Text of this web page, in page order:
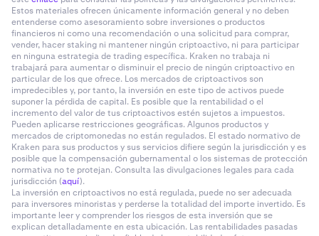
Estos materiales ofrecen únicamente información general y no deben
entenderse como asesoramiento sobre inversiones o productos
financieros ni como una recomendación o una solicitud para comprar,
vender, hacer staking ni mantener ningún criptoactivo, ni para participar
en ninguna estrategia de trading específica. Kraken no trabaja ni
trabajará para aumentar o disminuir el precio de ningún criptoactivo en
particular de los que ofrece. Los mercados de criptoactivos son
impredecibles y, por tanto, la inversión en este tipo de activos puede
suponer la pérdida de capital. Es posible que la rentabilidad o el
incremento del valor de tus criptoactivos estén sujetos a impuestos.
Pueden aplicarse restricciones geográficas. Algunos productos y
mercados de criptomonedas no están regulados. El estado normativo de
Kraken para sus productos y sus servicios difiere según la jurisdicción y es
posible que la compensación gubernamental o los sistemas de protección
normativa no te protejan. Consulta las divulgaciones legales para cada
jurisdicción (aquí).
La inversión en criptoactivos no está regulada, puede no ser adecuada
para inversores minoristas y perderse la totalidad del importe invertido. Es
importante leer y comprender los riesgos de esta inversión que se
explican detalladamente en esta ubicación. Las rentabilidades pasadas